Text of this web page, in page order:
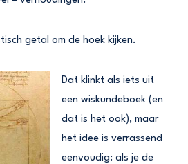
getal om de hoek kijken.
Dat klinkt als iets uit
een wiskundeboek (en
dat is het ook), maar
het idee is verrassend
eenvoudig: als je de